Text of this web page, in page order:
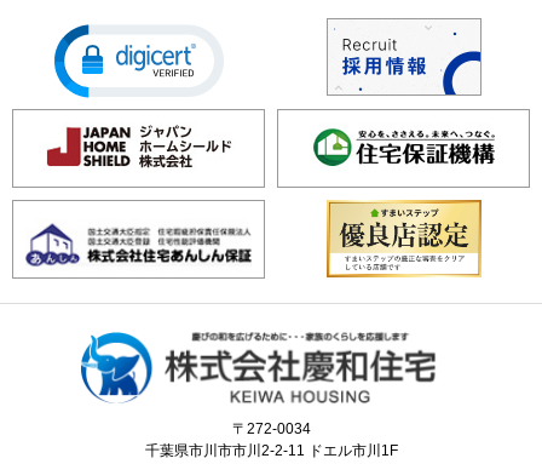
〒272-0034
千葉県市川市市川2-2-11 ドエル市川1F